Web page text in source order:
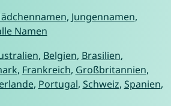
, Jungennamen,
Namen
, Belgien, Brasilien,
, Frankreich, Großbritannien,
, Portugal, Schweiz, Spanien,